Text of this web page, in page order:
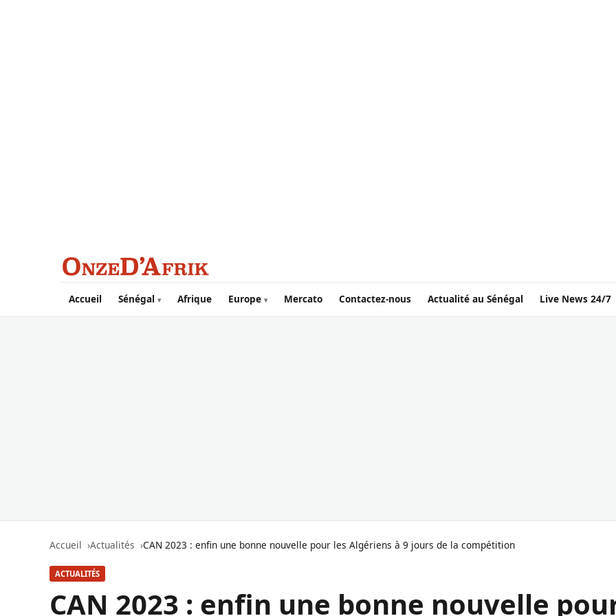
Aller au contenu principal
Accueil Sénégal Afrique Europe Mercato Contactez-nous Actualité au Sénégal Live News 24/7
Accueil Actualités CAN 2023 : enfin une bonne nouvelle pour les Algériens à 9 jours de la compétition
ACTUALITÉS
CAN 2023 : enfin une bonne nouvelle